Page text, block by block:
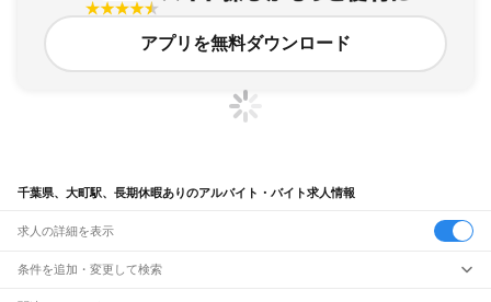
アプリを無料ダウンロード
千葉県、大町駅、長期休暇ありのアルバイト・バイト求人情報
求人の詳細を表示
条件を追加・変更して検索